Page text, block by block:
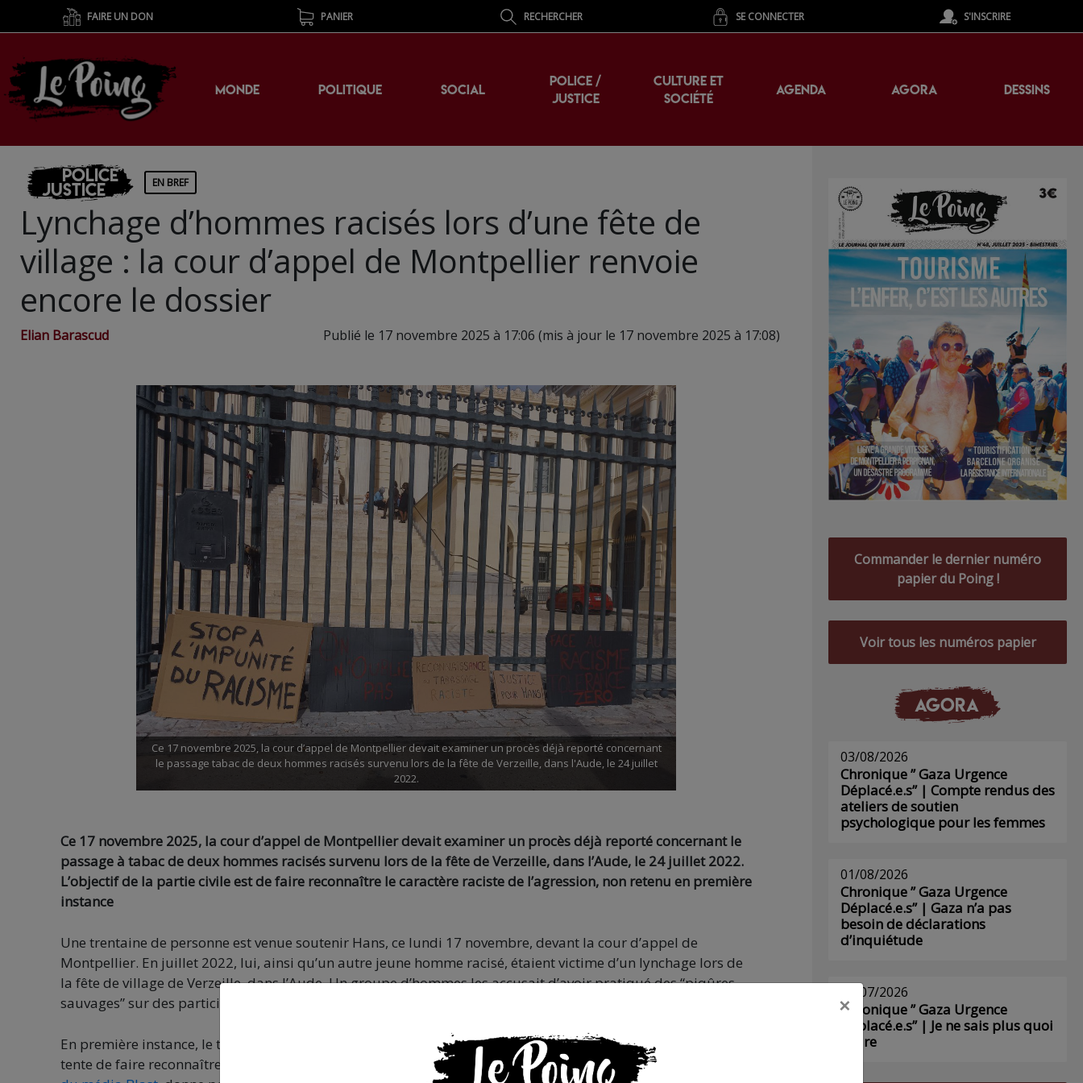
FAIRE UN DON PANIER RECHERCHER SE CONNECTER S'INSCRIRE
MONDE POLITIQUE SOCIAL
POLICE /
JUSTICE
CULTURE ET
SOCIÉTÉ
AGENDA AGORA DESSINS
Police
Justice EN BREF
Lynchage d’hommes racisés lors d’une fête de
village : la cour d’appel de Montpellier renvoie
encore le dossier
Elian Barascud Publié le 17 novembre 2025 à 17:06 (mis à jour le 17 novembre 2025 à 17:08)
Ce 17 novembre 2025, la cour d’appel de Montpellier devait examiner un procès déjà reporté concernant
le passage tabac de deux hommes racisés survenu lors de la fête de Verzeille, dans l'Aude, le 24 juillet
2022.
Ce 17 novembre 2025, la cour d’appel de Montpellier devait examiner un procès déjà reporté concernant le
passage à tabac de deux hommes racisés survenu lors de la fête de Verzeille, dans l’Aude, le 24 juillet 2022.
L’objectif de la partie civile est de faire reconnaître le caractère raciste de l’agression, non retenu en première
instance
Une trentaine de personne est venue soutenir Hans, ce lundi 17 novembre, devant la cour d’appel de
Montpellier. En juillet 2022, lui, ainsi qu’un autre jeune homme racisé, étaient victime d’un lynchage lors de
la fête de village de Verzeille, dans l’Aude. Un groupe d’hommes les accusait d’avoir pratiqué des “piqûres
sauvages” sur des participants à la fête.
En première instance, le tribunal n’avait pas retenu le caractère raciste de l’agression, ce que la partie civile
tente de faire reconnaître en appel. Un témoignage d’un participant à la soirée, retranscritdans les colonnes
Commander le dernier numéro
papier du Poing !
Voir tous les numéros papier
AGORA
03/08/2026
Chronique ” Gaza Urgence
Déplacé.e.s” | Compte rendus des
ateliers de soutien
psychologique pour les femmes
01/08/2026
Chronique ” Gaza Urgence
Déplacé.e.s” | Gaza n’a pas
besoin de déclarations
d’inquiétude
29/07/2026
Chronique ” Gaza Urgence
Déplacé.e.s” | Je ne sais plus quoi
écrire
×